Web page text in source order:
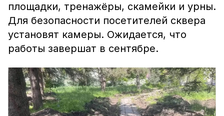
площадки, тренажёры, скамейки и урны.
Для безопасности посетителей сквера
установят камеры. Ожидается, что
работы завершат в сентябре.